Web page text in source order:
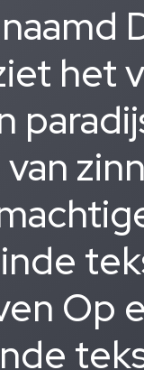
het
Op